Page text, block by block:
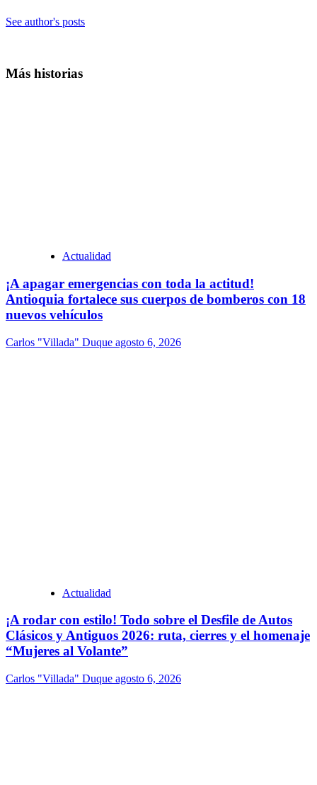
See author's posts
Más historias
Actualidad
¡A apagar emergencias con toda la actitud!
Antioquia fortalece sus cuerpos de bomberos con 18
nuevos vehículos
Carlos "Villada" Duque agosto 6, 2026
Actualidad
¡A rodar con estilo! Todo sobre el Desfile de Autos
Clásicos y Antiguos 2026: ruta, cierres y el homenaje
“Mujeres al Volante”
Carlos "Villada" Duque agosto 6, 2026